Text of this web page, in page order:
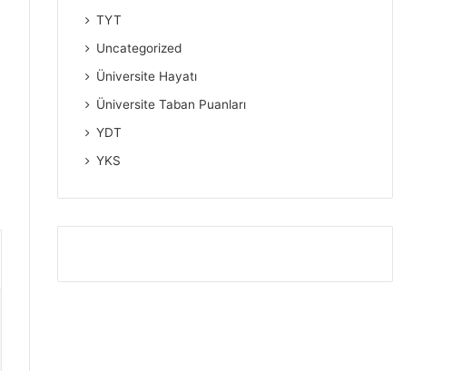
TYT
Uncategorized
Üniversite Hayatı
Üniversite Taban Puanları
YDT
YKS